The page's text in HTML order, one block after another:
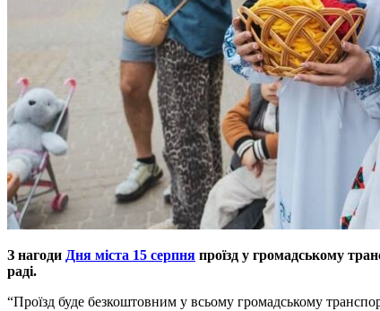
З нагоди Дня міста 15 серпня проїзд у громадському
раді.
“Проїзд буде безкоштовним у всьому громадському